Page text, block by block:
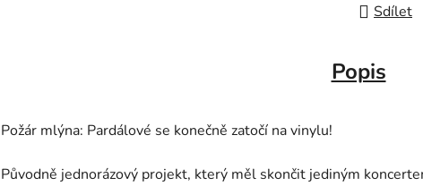
Sdílet
Popis
Požár mlýna: Pardálové se konečně zatočí na vinylu!
Původně jednorázový projekt, který měl skončit jediným